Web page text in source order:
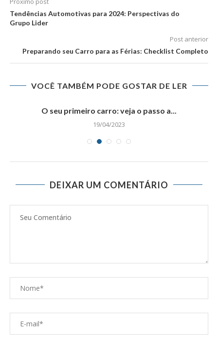
Tendências Automotivas para 2024: Perspectivas do
Grupo Lider
Post anterior
Preparando seu Carro para as Férias: Checklist Completo
VOCÊ TAMBÉM PODE GOSTAR DE LER
O seu primeiro carro: veja o passo a...
19/04/2023
DEIXAR UM COMENTÁRIO